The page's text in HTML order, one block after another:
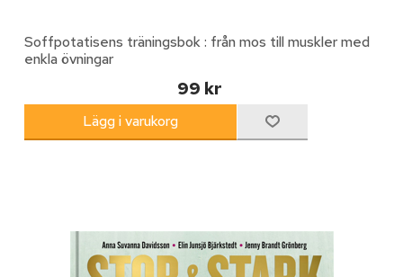
Soffpotatisens träningsbok : från mos till muskler med
enkla övningar
99 kr